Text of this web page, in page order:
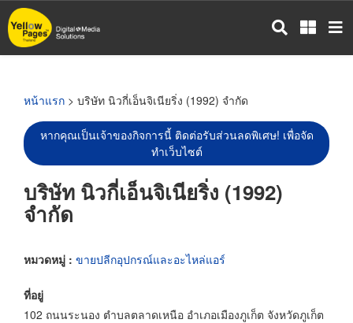
ข้าม
ไป
หน้าแรก > บริษัท นิวกี่เอ็นจิเนียริ่ง (1992) จำกัด
หากคุณเป็นเจ้าของกิจการนี้ ติดต่อรับส่วนลดพิเศษ! เพื่อจัด
ทำเว็บไซต์
บริษัท นิวกี่เอ็นจิเนียริ่ง (1992)
จำกัด
หมวดหมู่ : ขายปลีกอุปกรณ์และอะไหล่แอร์
ที่อยู่
102 ถนนระนอง ตำบลตลาดเหนือ อำเภอเมืองภูเก็ต จังหวัดภูเก็ต